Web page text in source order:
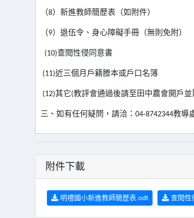
（8）新進教師簡歷表（如附件）
（9）退伍令、身心障礙手冊（無則免附）
(10)查閱性侵同意書
(11)近三個月戶籍謄本或戶口名簿
(12)其它(教評會通過後請至田中農會開戶
三、如有任何疑問，請洽： 04-8742344教導
附件下載
明禮國小新進教師簡歷表.odt 查閱性